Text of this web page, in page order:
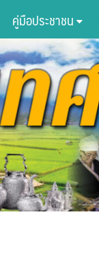
คู่มือประชาชน